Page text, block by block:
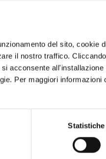
del sito, cookie
il nostro traffico.
acconsente
Per maggiori informazioni
Statistiche